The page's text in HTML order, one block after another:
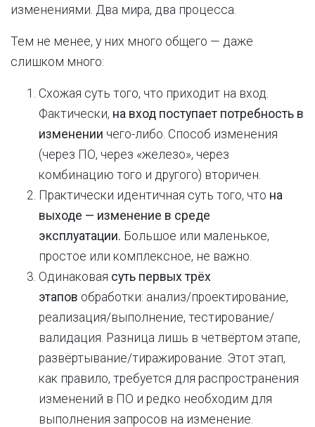
изменениями. Два мира, два процесса.
Тем не менее, у них много общего — даже
слишком много:
Схожая суть того, что приходит на вход.
Фактически, на вход поступает потребность в
изменении чего-либо. Способ изменения
(через ПО, через «железо», через
комбинацию того и другого) вторичен.
Практически идентичная суть того, что на
выходе — изменение в среде
эксплуатации. Большое или маленькое,
простое или комплексное, не важно.
Одинаковая суть первых трёх
этапов обработки: анализ/проектирование,
реализация/выполнение, тестирование/
валидация. Разница лишь в четвёртом этапе,
развёртывание/тиражирование. Этот этап,
как правило, требуется для распространения
изменений в ПО и редко необходим для
выполнения запросов на изменение.